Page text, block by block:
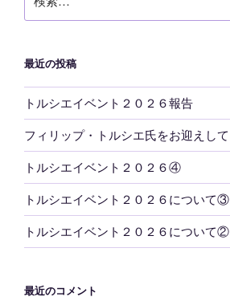
索:
最近の投稿
トルシエイベント２０２６報告
フィリップ・トルシエ氏をお迎えして
トルシエイベント２０２６④
トルシエイベント２０２６について③
トルシエイベント２０２６について②
最近のコメント